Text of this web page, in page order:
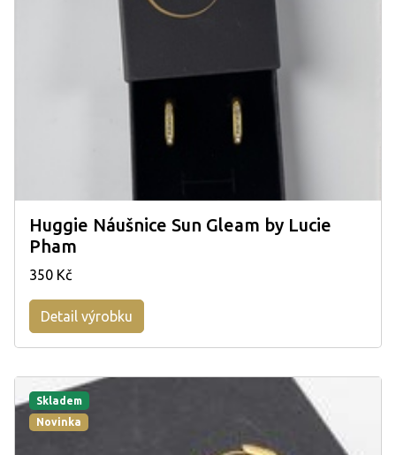
Huggie Náušnice Sun Gleam by Lucie
Pham
350 Kč
Detail výrobku
Skladem
Novinka